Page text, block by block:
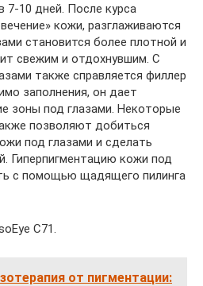
7-10 дней. После курса
кожи, разглаживаются
становится более плотной и
свежим и отдохнувшим. С
также справляется филлер
заполнения, он дает
зоны под глазами. Некоторые
позволяют добиться
под глазами и сделать
Гиперпигментацию кожи под
с помощью щадящего пилинга
С71.
от пигментации: